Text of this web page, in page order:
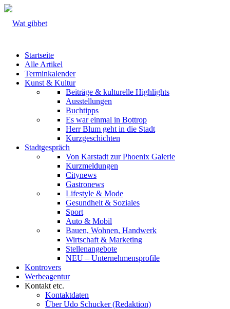
Startseite
Alle Artikel
Terminkalender
Kunst & Kultur
Beiträge & kulturelle Highlights
Ausstellungen
Buchtipps
Es war einmal in Bottrop
Herr Blum geht in die Stadt
Kurzgeschichten
Stadtgespräch
Von Karstadt zur Phoenix Galerie
Kurzmeldungen
Citynews
Gastronews
Lifestyle & Mode
Gesundheit & Soziales
Sport
Auto & Mobil
Bauen, Wohnen, Handwerk
Wirtschaft & Marketing
Stellenangebote
NEU – Unternehmens­profile
Kontrovers
Werbeagentur
Kontakt etc.
Kontaktdaten
Über Udo Schucker (Redaktion)